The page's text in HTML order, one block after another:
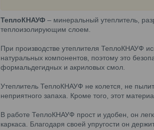
ТеплоКНАУФ – минеральный утеплитель,
теплоизолирующим слоем.
При производстве утеплителя ТеплоКНАУФ
натуральных компонентов, поэтому это
формальдегидных и акриловых смол.
Утеплитель ТеплоКНАУФ не колется, не
неприятного запаха. Кроме того, этот
В работе ТеплоКНАУФ прост и удобен, он
каркаса. Благодаря своей упругости он